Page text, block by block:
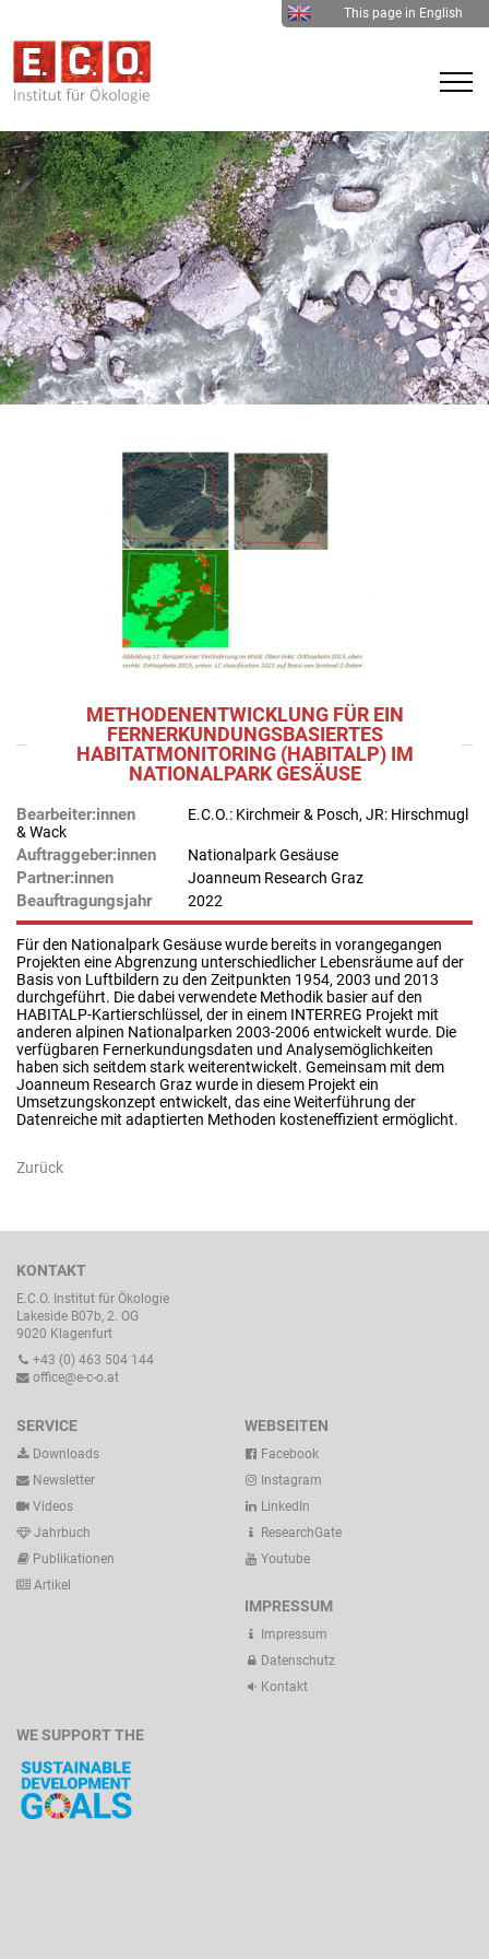
This page in English
METHODENENTWICKLUNG FÜR EIN
FERNERKUNDUNGSBASIERTES
HABITATMONITORING (HABITALP) IM
NATIONALPARK GESÄUSE
Bearbeiter:innen
E.C.O.: Kirchmeir & Posch, JR: Hirschmugl
& Wack
Auftraggeber:innen Nationalpark Gesäuse
Partner:innen Joanneum Research Graz
Beauftragungsjahr 2022
Für den Nationalpark Gesäuse wurde bereits in vorangegangen
Projekten eine Abgrenzung unterschiedlicher Lebensräume auf der
Basis von Luftbildern zu den Zeitpunkten 1954, 2003 und 2013
durchgeführt. Die dabei verwendete Methodik basier auf den
HABITALP-Kartierschlüssel, der in einem INTERREG Projekt mit
anderen alpinen Nationalparken 2003-2006 entwickelt wurde. Die
verfügbaren Fernerkundungsdaten und Analysemöglichkeiten
haben sich seitdem stark weiterentwickelt. Gemeinsam mit dem
Joanneum Research Graz wurde in diesem Projekt ein
Umsetzungskonzept entwickelt, das eine Weiterführung der
Datenreiche mit adaptierten Methoden kosteneffizient ermöglicht.
Zurück
KONTAKT
E.C.O. Institut für Ökologie
Lakeside B07b, 2. OG
9020 Klagenfurt
+43 (0) 463 504 144
office@e-c-o.at
SERVICE
Downloads
Newsletter
Videos
Jahrbuch
Publikationen
Artikel
WEBSEITEN
Facebook
Instagram
LinkedIn
ResearchGate
Youtube
IMPRESSUM
Impressum
Datenschutz
Kontakt
WE SUPPORT THE